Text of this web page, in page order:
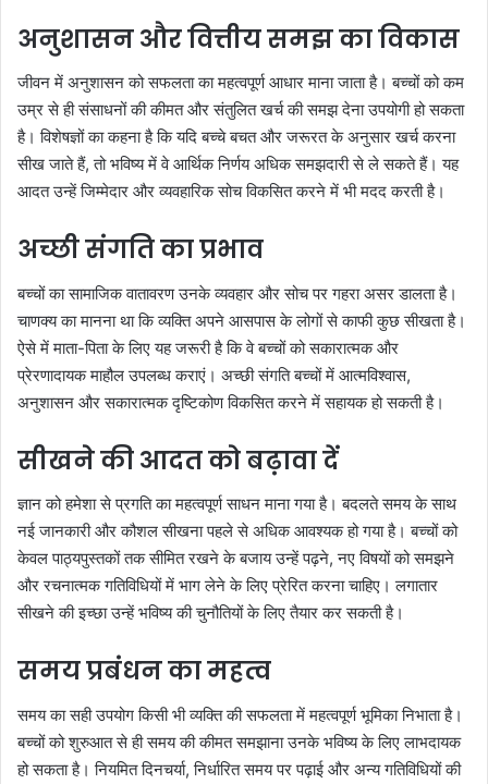
अनुशासन और वित्तीय समझ का विकास
जीवन में अनुशासन को सफलता का महत्वपूर्ण आधार माना जाता है। बच्चों को कम
उम्र से ही संसाधनों की कीमत और संतुलित खर्च की समझ देना उपयोगी हो सकता
है। विशेषज्ञों का कहना है कि यदि बच्चे बचत और जरूरत के अनुसार खर्च करना
सीख जाते हैं, तो भविष्य में वे आर्थिक निर्णय अधिक समझदारी से ले सकते हैं। यह
आदत उन्हें जिम्मेदार और व्यवहारिक सोच विकसित करने में भी मदद करती है।
अच्छी संगति का प्रभाव
बच्चों का सामाजिक वातावरण उनके व्यवहार और सोच पर गहरा असर डालता है।
चाणक्य का मानना था कि व्यक्ति अपने आसपास के लोगों से काफी कुछ सीखता है।
ऐसे में माता-पिता के लिए यह जरूरी है कि वे बच्चों को सकारात्मक और
प्रेरणादायक माहौल उपलब्ध कराएं। अच्छी संगति बच्चों में आत्मविश्वास,
अनुशासन और सकारात्मक दृष्टिकोण विकसित करने में सहायक हो सकती है।
सीखने की आदत को बढ़ावा दें
ज्ञान को हमेशा से प्रगति का महत्वपूर्ण साधन माना गया है। बदलते समय के साथ
नई जानकारी और कौशल सीखना पहले से अधिक आवश्यक हो गया है। बच्चों को
केवल पाठ्यपुस्तकों तक सीमित रखने के बजाय उन्हें पढ़ने, नए विषयों को समझने
और रचनात्मक गतिविधियों में भाग लेने के लिए प्रेरित करना चाहिए। लगातार
सीखने की इच्छा उन्हें भविष्य की चुनौतियों के लिए तैयार कर सकती है।
समय प्रबंधन का महत्व
समय का सही उपयोग किसी भी व्यक्ति की सफलता में महत्वपूर्ण भूमिका निभाता है।
बच्चों को शुरुआत से ही समय की कीमत समझाना उनके भविष्य के लिए लाभदायक
हो सकता है। नियमित दिनचर्या, निर्धारित समय पर पढ़ाई और अन्य गतिविधियों की